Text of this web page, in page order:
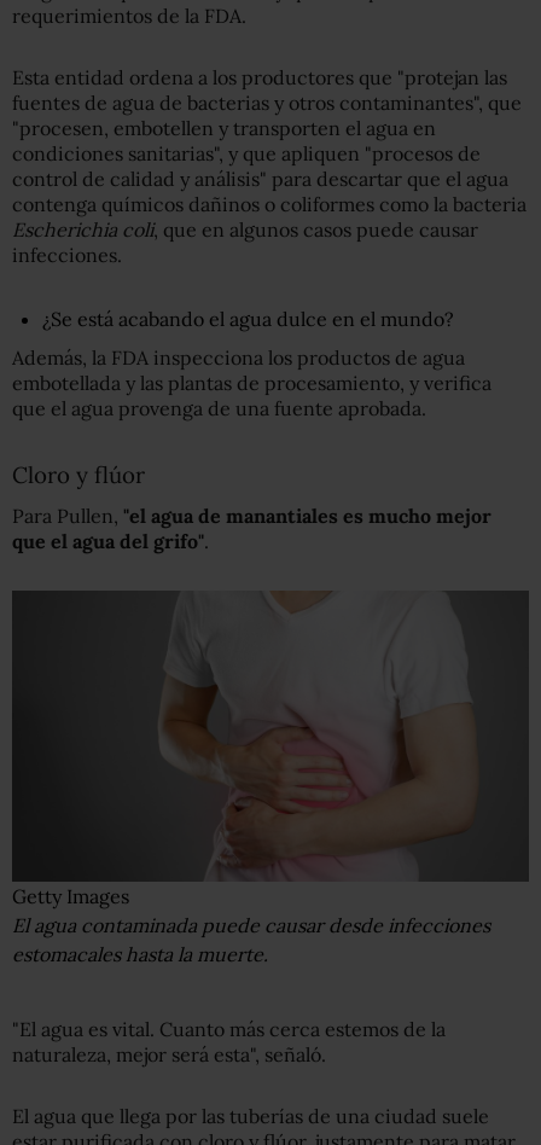
requerimientos de la FDA.
Esta entidad ordena a los productores que "protejan las
fuentes de agua de bacterias y otros contaminantes", que
"procesen, embotellen y transporten el agua en
condiciones sanitarias", y que apliquen "procesos de
control de calidad y análisis" para descartar que el agua
contenga químicos dañinos o coliformes como la bacteria
Escherichia coli, que en algunos casos puede causar
infecciones.
¿Se está acabando el agua dulce en el mundo?
Además, la FDA inspecciona los productos de agua
embotellada y las plantas de procesamiento, y verifica
que el agua provenga de una fuente aprobada.
Cloro y flúor
Para Pullen, "el agua de manantiales es mucho mejor
que el agua del grifo".
Getty Images
El agua contaminada puede causar desde infecciones
estomacales hasta la muerte.
"El agua es vital. Cuanto más cerca estemos de la
naturaleza, mejor será esta", señaló.
El agua que llega por las tuberías de una ciudad suele